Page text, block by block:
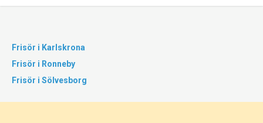
Frisör i Karlskrona
Frisör i Ronneby
Frisör i Sölvesborg